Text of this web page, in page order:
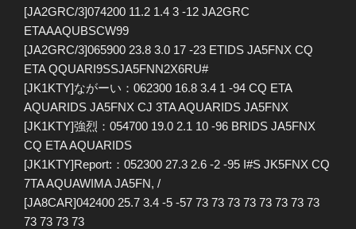
[JA2GRC/3]074200 11.2 1.4 3 -12 JA2GRC
ETAAAQUBSCW99
[JA2GRC/3]065900 23.8 3.0 17 -23 ETIDS JA5FNX CQ
ETA QQUARI9SSJA5FNN2X6RU#
[JK1KTY]ながーい：062300 16.8 3.4 1 -94 CQ ETA
AQUARIDS JA5FNX CJ 3TA AQUARIDS JA5FNX
[JK1KTY]強烈：054700 19.0 2.1 10 -96 BRIDS JA5FNX
CQ ETA AQUARIDS
[JK1KTY]Report:：052300 27.3 2.6 -2 -95 I#S JK5FNX CQ
7TA AQUAWIMA JA5FN, /
[JA8CAR]042400 25.7 3.4 -5 -57 73 73 73 73 73 73 73 73
73 73 73 73